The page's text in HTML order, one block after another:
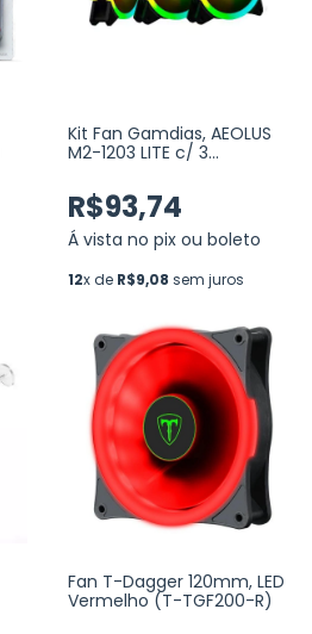
Kit Fan Gamdias, AEOLUS
M2-1203 LITE c/ 3
Hidráulico, 1200RPM (M2-
1203Lite)
R$93,74
Á vista no pix ou boleto
12x de R$9,08 sem juros
Fan T-Dagger 120mm, LED
Vermelho (T-TGF200-R)